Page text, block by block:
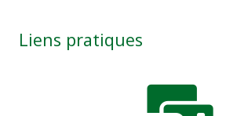
Liens pratiques